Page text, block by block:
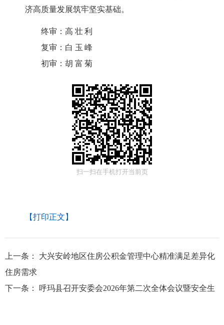
济高质量发展筑牢坚实基础。
终审： 高壮利
复审： 白玉峰
初审： 胡富菊
扫一扫在手机打开当前页
【打印正文】
上一条：
大兴安岭地区住房公积金管理中心精准满足差异化
住房需求
下一条：
呼玛县召开安委会2026年第二次全体会议暨安全生